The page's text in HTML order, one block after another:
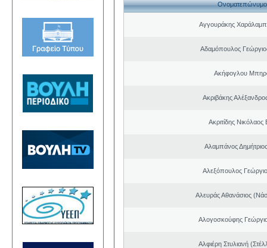
Ονοματεπώνυμο
Αγγουράκης
Αδαμόπουλος
Ακήφογλου
Ακριβάκης
Ακριτίδης Νικόλαος
Αλαμπάνος
Αλεξόπουλος
Αλευράς Αθανάσιος
Αλογοσκούφης
Αλφιέρη Στυλιανή